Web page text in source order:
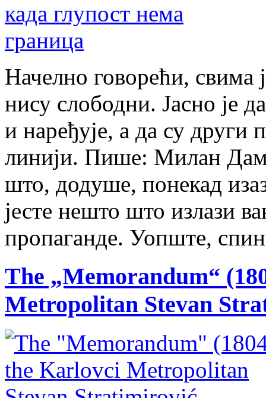
Начелно говорећи, свима
нису слободни. Јасно је
и наређује, а да су други
линији. Пише: Милан
што, додуше, понекад
јесте нешто што излази
пропаганде. Уопште,
The „Memorandum“
Metropolitan Stevan